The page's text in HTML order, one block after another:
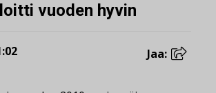
vuoden hyvin
Jaa: